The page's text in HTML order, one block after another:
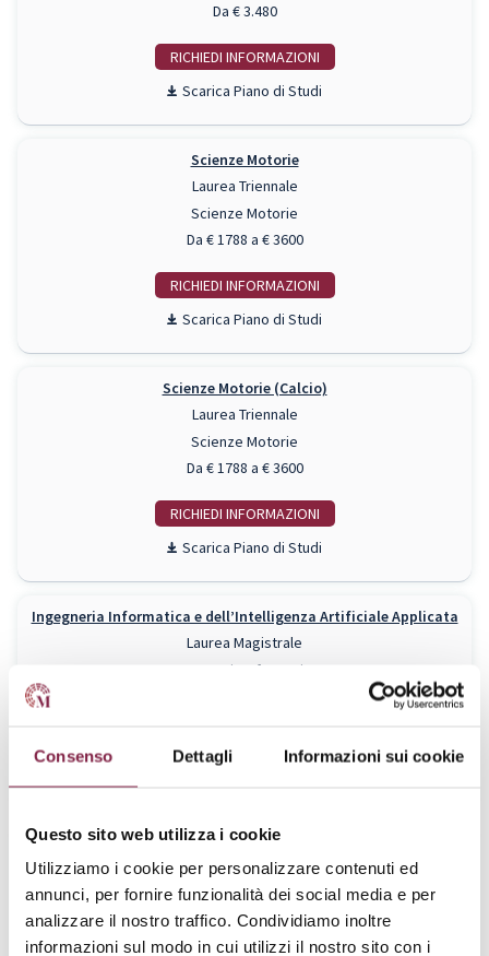
Consenso Dettagli Informazioni sui cookie
Questo sito web utilizza i cookie
Utilizziamo i cookie per personalizzare contenuti ed
annunci, per fornire funzionalità dei social media e per
analizzare il nostro traffico. Condividiamo inoltre
informazioni sul modo in cui utilizzi il nostro sito con i
Da € 3.480
RICHIEDI INFO
Piano di Studi
Scienze Motorie
Laurea Triennale
Scienze Motorie
Da € 1788 a € 3600
RICHIEDI INFO
Piano di Studi
Scienze Motorie (Calcio)
Laurea Triennale
Scienze Motorie
Da € 1788 a € 3600
RICHIEDI INFO
Piano di Studi
Ingegneria Informatica e dell’Intelligenza Artificiale Applicata
Laurea Magistrale
Ingegneria Informatica
Lingue e culture straniere per l'era digitale: scuola, società e
professioni
Laurea Magistrale
Lingue
Da € 1788 a € 3600